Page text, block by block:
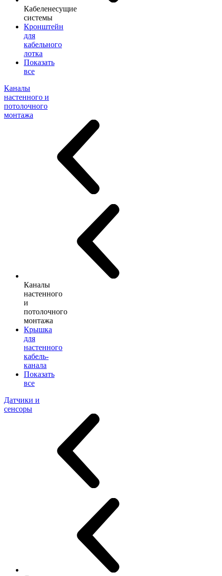
Кабеленесущие
системы
Кронштейн
для
кабельного
лотка
Показать
все
Каналы
настенного и
потолочного
монтажа
Каналы
настенного
и
потолочного
монтажа
Крышка
для
настенного
кабель-
канала
Показать
все
Датчики и
сенсоры